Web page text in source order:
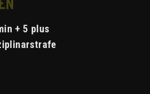
+ 5 plus